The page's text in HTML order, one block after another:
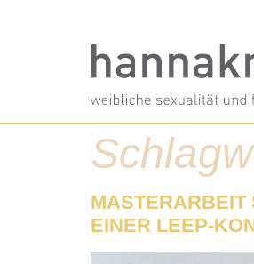
MASTERARBEIT
EINER LEEP-